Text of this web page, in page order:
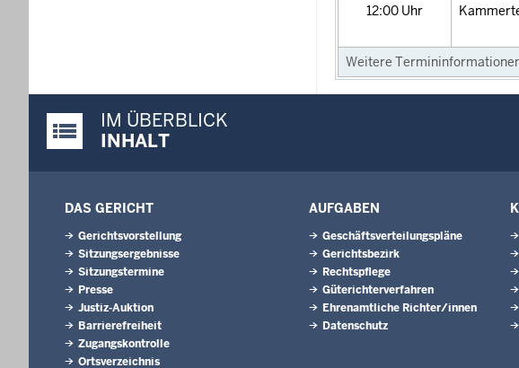
12:00 Uhr
Weitere
Justiz-Portal im Überblick:
IM ÜBERBLICK
INHALT
DAS GERICHT
Gerichtsvorstellung
Sitzungsergebnisse
Sitzungstermine
Presse
Justiz-Auktion
Barrierefreiheit
Zugangskontrolle
Ortsverzeichnis
AUFGABEN
Geschäftsverteilungspläne
Gerichtsbezirk
Rechtspflege
Güterichterverfahren
Ehrenamtliche Richter/innen
Datenschutz